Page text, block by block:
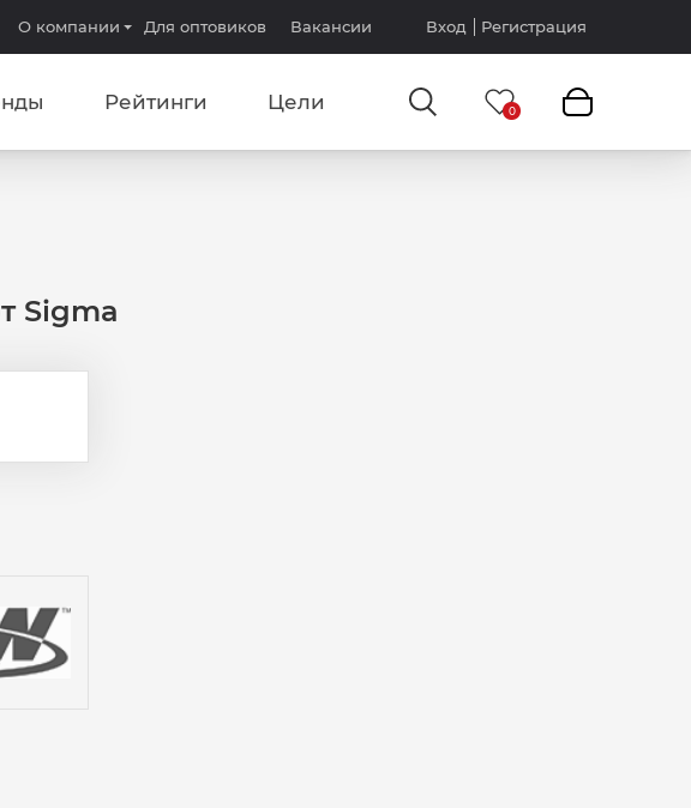
О компании Для оптовиков Вакансии Вход Регистрация
Рейтинги Цели
Sigma